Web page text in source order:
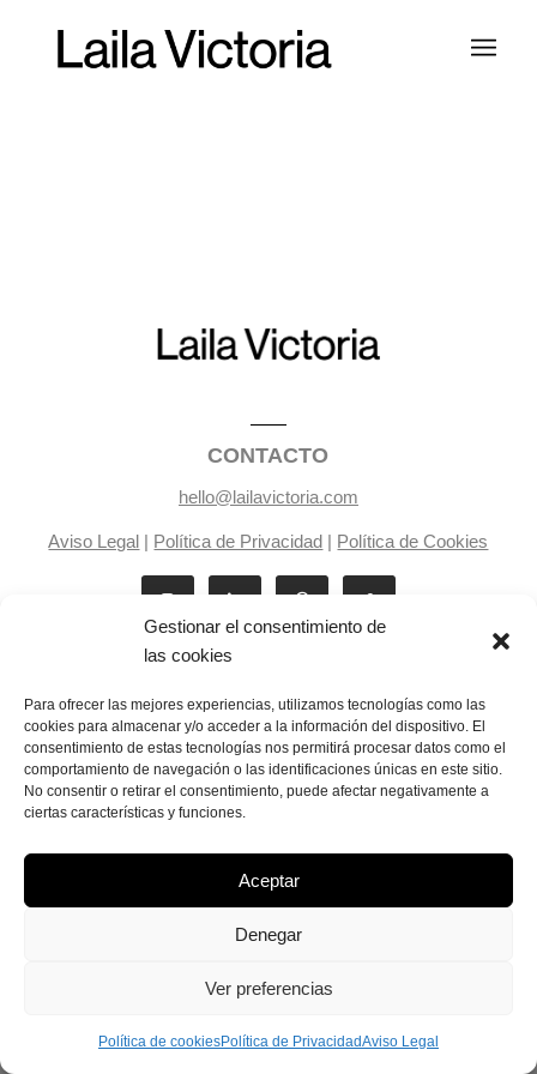
Gestionar el consentimiento de
las cookies
Para ofrecer las mejores experiencias, utilizamos tecnologías como las
cookies para almacenar y/o acceder a la información del dispositivo. El
consentimiento de estas tecnologías nos permitirá procesar datos como el
comportamiento de navegación o las identificaciones únicas en este sitio.
No consentir o retirar el consentimiento, puede afectar negativamente a
ciertas características y funciones.
Aceptar
Denegar
Ver preferencias
Política de cookiesPolítica de PrivacidadAviso Legal
CONTACTO
hello@lailavictoria.com
Aviso Legal | Política de Privacidad | Política de Cookies
Laila Victoria © copyright 2025